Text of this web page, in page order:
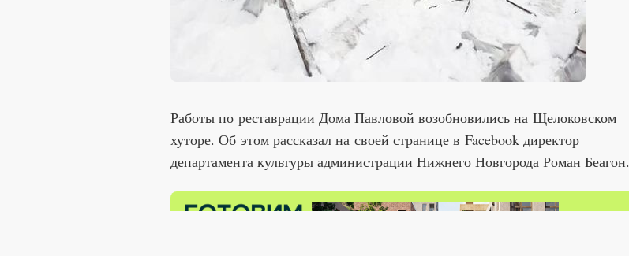
Работы по реставрации Дома Павловой возобновились на Щелоковском
хуторе. Об этом рассказал на своей странице в Facebook директор
департамента культуры администрации Нижнего Новгорода Роман Беагон.